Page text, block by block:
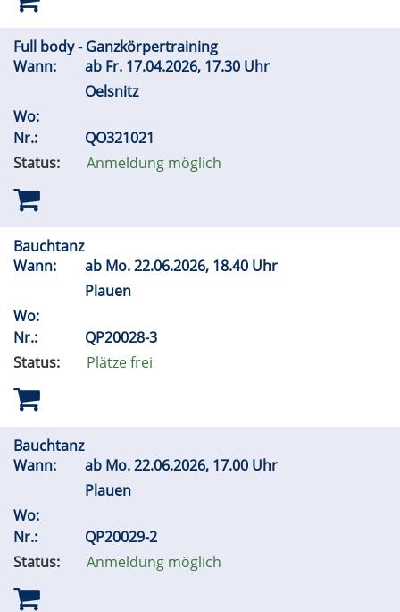
Full body - Ganzkörpertraining
Wann:
ab Fr. 17.04.2026, 17.30 Uhr
Oelsnitz
Wo:
Nr.:
QO321021
Status:
Anmeldung möglich
Bauchtanz
Wann:
ab Mo.22.06.2026, 18.40 Uhr
Plauen
Wo:
Nr.:
QP20028-3
Status:
Plätze frei
Bauchtanz
Wann:
ab Mo.22.06.2026, 17.00 Uhr
Plauen
Wo:
Nr.:
QP20029-2
Status:
Anmeldung möglich